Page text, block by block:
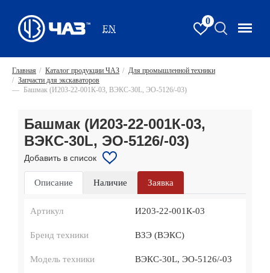
EN
0
Главная / Каталог продукции ЧАЗ / Для промышленной техники
/ Запчасти для экскаваторов
— Башмак (И203-22-001К-03, ВЭКС-30L, ЭО-5126/-03)
Башмак (И203-22-001К-03,
ВЭКС-30L, ЭО-5126/-03)
Добавить в список
Описание Наличие Заявка
Артикул И203-22-001К-03
Бренд техники ВЗЭ (ВЭКС)
Модель техники ВЭКС-30L, ЭО-5126/-03